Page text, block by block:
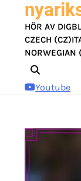
content
HÖR AV DIG
CZECH (CZ)
NORWEGIAN
Youtube